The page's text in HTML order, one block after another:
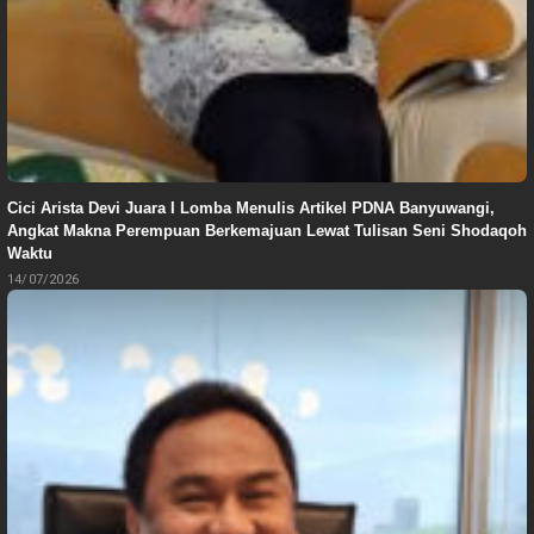
Cici Arista Devi Juara I Lomba Menulis Artikel PDNA Banyuwangi,
Angkat Makna Perempuan Berkemajuan Lewat Tulisan Seni Shodaqoh
Waktu
14/07/2026